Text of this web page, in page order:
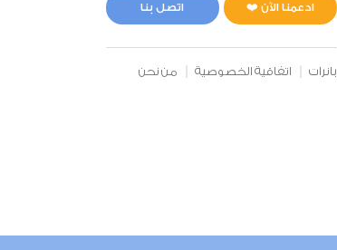
ادعمنا الآن ❤️ اتصل بنا
بانرات اتفاقية الخصوصية من نحن